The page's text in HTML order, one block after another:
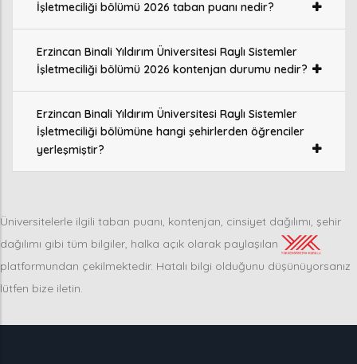
İşletmeciliği bölümü 2026 taban puanı nedir?
Erzincan Binali Yıldırım Üniversitesi Raylı Sistemler
İşletmeciliği bölümü 2026 kontenjan durumu nedir?
Erzincan Binali Yıldırım Üniversitesi Raylı Sistemler
İşletmeciliği bölümüne hangi şehirlerden öğrenciler
yerleşmiştir?
Üniversitelerle ilgili taban puanı, kontenjan, cinsiyet dağılımı, şehir
dağılımı gibi tüm bilgiler, halka açık olarak paylaşılan
platformundan çekilmektedir. Hatalı bilgi olduğunu düşünüyorsanız
lütfen bize iletin.